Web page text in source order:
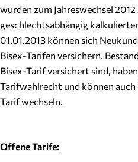
wurden zum Jahreswechsel
geschlechtsabhängig
01.01.2013 können sich
Bisex-Tarifen versichern.
Bisex-Tarif versichert sind,
Tarifwahlrecht und können
Tarif wechseln.
Offene Tarife: